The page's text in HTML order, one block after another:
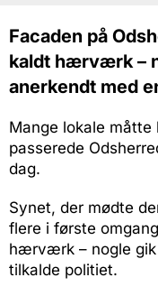
Facaden på
kaldt hærværk –
anerkendt med
Mange lokale måtte
passerede
dag.
Synet, der mødte
flere i første
hærværk – nogle gik
tilkalde politiet.